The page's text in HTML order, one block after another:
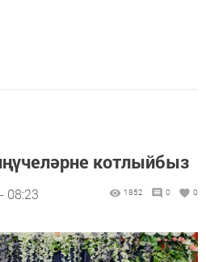
котлыйбыз
08:23 1852 0 0